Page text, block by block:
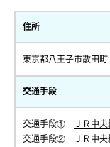
住所
東京都八王子市散田町
交通手段
交通手段① ＪＲ中
交通手段②
ＪＲ中